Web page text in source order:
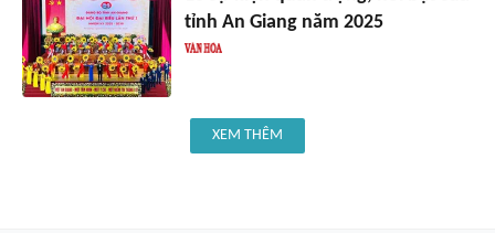
tỉnh An Giang năm 2025
XEM THÊM